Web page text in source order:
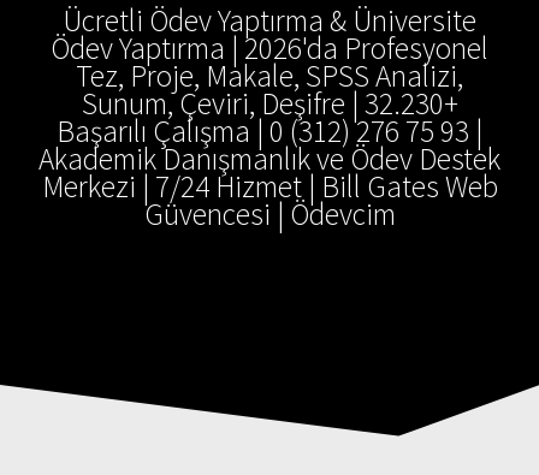
Ücretli Ödev Yaptırma & Üniversite
Ödev Yaptırma | 2026'da Profesyonel
Tez, Proje, Makale, SPSS Analizi,
Sunum, Çeviri, Deşifre | 32.230+
Başarılı Çalışma | 0 (312) 276 75 93 |
Akademik Danışmanlık ve Ödev Destek
Merkezi | 7/24 Hizmet | Bill Gates Web
Güvencesi | Ödevcim